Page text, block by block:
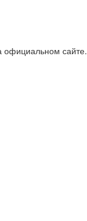
официальном сайте.